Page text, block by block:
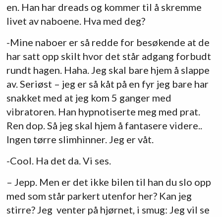
en. Han har dreads og kommer til å skremme
livet av naboene. Hva med deg?
-Mine naboer er så redde for besøkende at de
har satt opp skilt hvor det står adgang forbudt
rundt hagen. Haha. Jeg skal bare hjem å slappe
av. Seriøst – jeg er så kåt på en fyr jeg bare har
snakket med at jeg kom 5 ganger med
vibratoren. Han hypnotiserte meg med prat.
Ren dop. Så jeg skal hjem å fantasere videre..
Ingen tørre slimhinner. Jeg er våt.
-Cool. Ha det da. Vi ses.
– Jepp. Men er det ikke bilen til han du slo opp
med som står parkert utenfor her? Kan jeg
stirre? Jeg venter på hjørnet, i smug: Jeg vil se